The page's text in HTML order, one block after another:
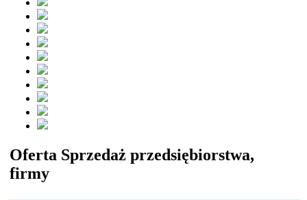
Oferta Sprzedaż przedsiębiorstwa,
firmy